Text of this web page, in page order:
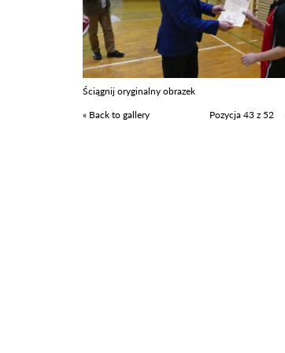
Ściągnij oryginalny obrazek
« Back to gallery
Pozycja 43 z 52